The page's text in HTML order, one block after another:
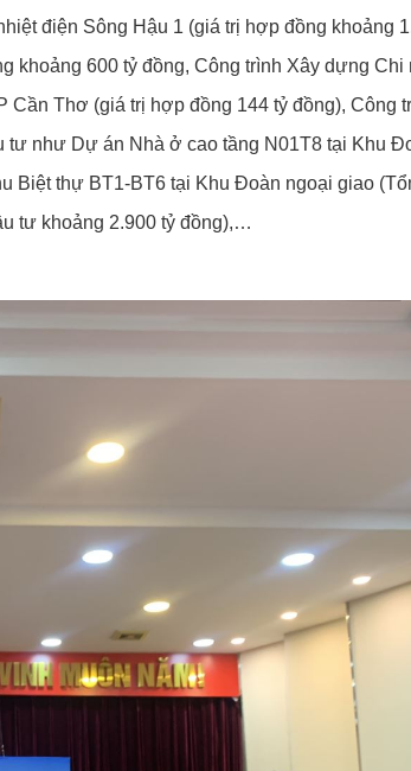
điện Sông Hậu 1 (giá trị hợp đồng khoảng
khoảng 600 tỷ đồng, Công trình Xây dựng Chi
Thơ (giá trị hợp đồng 144 tỷ đồng), Công
tư như Dự án Nhà ở cao tầng N01T8 tại Khu
Biệt thự BT1-BT6 tại Khu Đoàn ngoại giao
tư khoảng 2.900 tỷ đồng),…